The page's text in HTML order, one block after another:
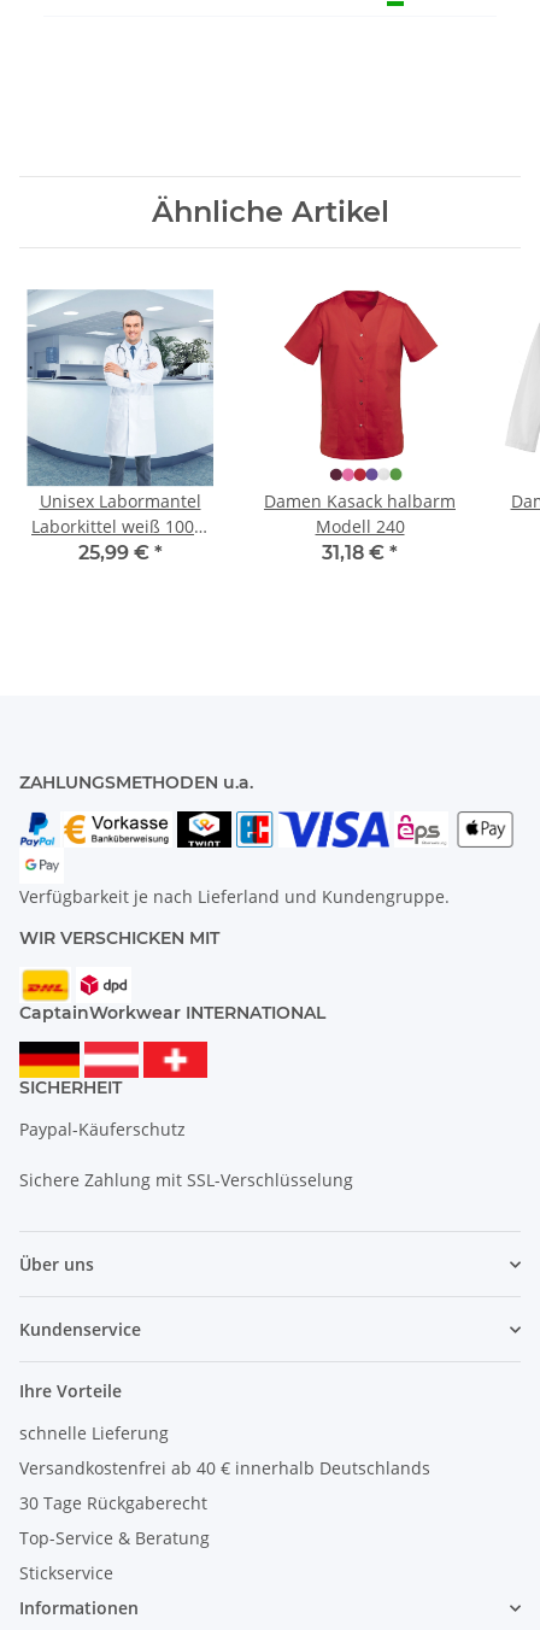
Ähnliche Artikel
Unisex Labormantel
Laborkittel weiß 100%
Baumwolle
25,99 € *
Damen Kasack halbarm
Modell 240
31,18 € *
ZAHLUNGSMETHODEN u.a.
Verfügbarkeit je nach Lieferland und Kundengruppe.
WIR VERSCHICKEN MIT
CaptainWorkwear INTERNATIONAL
SICHERHEIT
Paypal-Käuferschutz
Sichere Zahlung mit SSL-Verschlüsselung
Über uns
Kundenservice
Ihre Vorteile
schnelle Lieferung
Versandkostenfrei ab 40 € innerhalb Deutschlands
30 Tage Rückgaberecht
Top-Service & Beratung
Stickservice
Informationen